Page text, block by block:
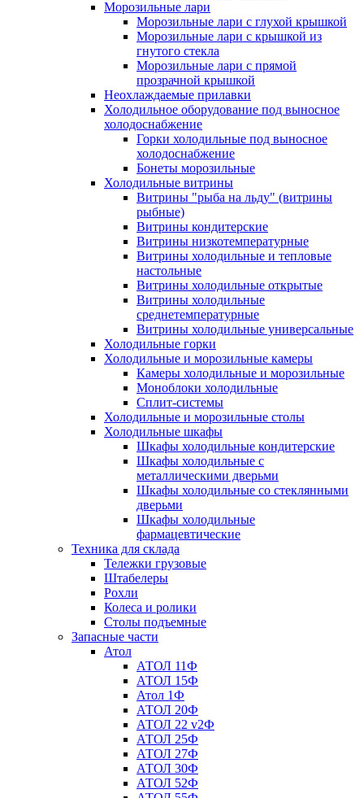
Морозильные лари
Морозильные лари с глухой крышкой
Морозильные лари с крышкой из
гнутого стекла
Морозильные лари с прямой
прозрачной крышкой
Неохлаждаемые прилавки
Холодильное оборудование под выносное
холодоснабжение
Горки холодильные под выносное
холодоснабжение
Бонеты морозильные
Холодильные витрины
Витрины "рыба на льду" (витрины
рыбные)
Витрины кондитерские
Витрины низкотемпературные
Витрины холодильные и тепловые
настольные
Витрины холодильные открытые
Витрины холодильные
среднетемпературные
Витрины холодильные универсальные
Холодильные горки
Холодильные и морозильные камеры
Камеры холодильные и морозильные
Моноблоки холодильные
Сплит-системы
Холодильные и морозильные столы
Холодильные шкафы
Шкафы холодильные кондитерские
Шкафы холодильные с
металлическими дверьми
Шкафы холодильные со стеклянными
дверьми
Шкафы холодильные
фармацевтические
Техника для склада
Тележки грузовые
Штабелеры
Рохли
Колеса и ролики
Столы подъемные
Запасные части
Атол
АТОЛ 11Ф
АТОЛ 15Ф
Атол 1Ф
АТОЛ 20Ф
АТОЛ 22 v2Ф
АТОЛ 25Ф
АТОЛ 27Ф
АТОЛ 30Ф
АТОЛ 52Ф